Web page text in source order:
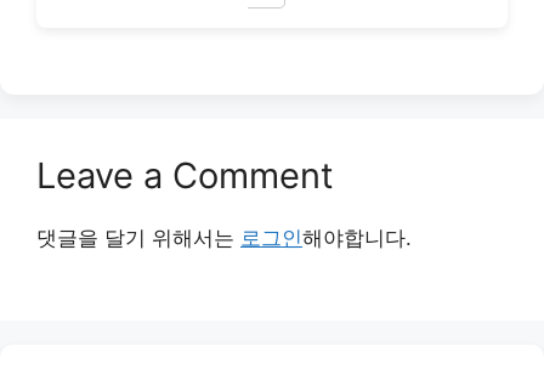
Leave a Comment
댓글을 달기 위해서는 로그인해야합니다.